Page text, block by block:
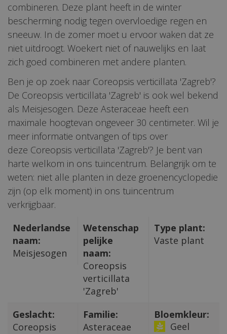
combineren. Deze plant heeft in de winter
bescherming nodig tegen overvloedige regen en
sneeuw. In de zomer moet u ervoor waken dat ze
niet uitdroogt. Woekert niet of nauwelijks en laat
zich goed combineren met andere planten.
Ben je op zoek naar Coreopsis verticillata 'Zagreb'?
De Coreopsis verticillata 'Zagreb' is ook wel bekend
als Meisjesogen. Deze Asteraceae heeft een
maximale hoogtevan ongeveer 30 centimeter. Wil je
meer informatie ontvangen of tips over
deze Coreopsis verticillata 'Zagreb'? Je bent van
harte welkom in ons tuincentrum. Belangrijk om te
weten: niet alle planten in deze groenencyclopedie
zijn (op elk moment) in ons tuincentrum
verkrijgbaar.
Nederlandse
naam:
Meisjesogen
Wetenschap
pelijke
naam:
Coreopsis
verticillata
'Zagreb'
Type plant:
Vaste plant
Geslacht:
Coreopsis
Familie:
Asteraceae
Bloemkleur:
Geel